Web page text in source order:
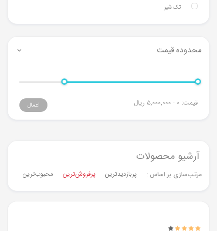
تک شیر
محدوده قیمت
قیمت: 0 - 5,000,000 ریال اعمال
آرشیو محصولات
مرتب‌سازی بر اساس : پربازدیدترین پرفروش‌ترین‌ محبوب‌ترین